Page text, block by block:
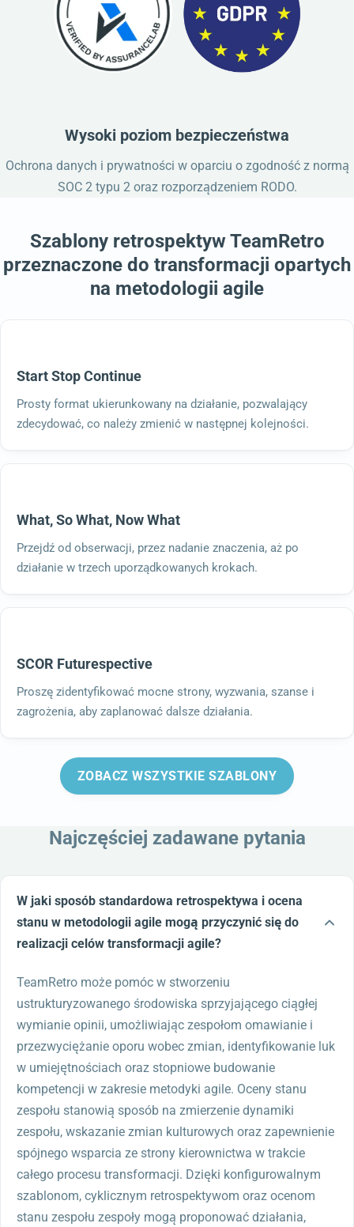
Wysoki poziom bezpieczeństwa
Ochrona danych i prywatności w oparciu o zgodność z normą
SOC 2 typu 2 oraz rozporządzeniem RODO.
Szablony retrospektyw TeamRetro
przeznaczone do transformacji opartych
na metodologii agile
Start Stop Continue
Prosty format ukierunkowany na działanie, pozwalający
zdecydować, co należy zmienić w następnej kolejności.
What, So What, Now What
Przejdź od obserwacji, przez nadanie znaczenia, aż po
działanie w trzech uporządkowanych krokach.
SCOR Futurespective
Proszę zidentyfikować mocne strony, wyzwania, szanse i
zagrożenia, aby zaplanować dalsze działania.
ZOBACZ WSZYSTKIE SZABLONY
Najczęściej zadawane pytania
W jaki sposób standardowa retrospektywa i ocena
stanu w metodologii agile mogą przyczynić się do
realizacji celów transformacji agile?
TeamRetro może pomóc w stworzeniu
ustrukturyzowanego środowiska sprzyjającego ciągłej
wymianie opinii, umożliwiając zespołom omawianie i
przezwyciężanie oporu wobec zmian, identyfikowanie luk
w umiejętnościach oraz stopniowe budowanie
kompetencji w zakresie metodyki agile. Oceny stanu
zespołu stanowią sposób na zmierzenie dynamiki
zespołu, wskazanie zmian kulturowych oraz zapewnienie
spójnego wsparcia ze strony kierownictwa w trakcie
całego procesu transformacji. Dzięki konfigurowalnym
szablonom, cyklicznym retrospektywom oraz ocenom
stanu zespołu zespoły mogą proponować działania,